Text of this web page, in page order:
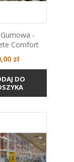
-
Comfort
zł
DO